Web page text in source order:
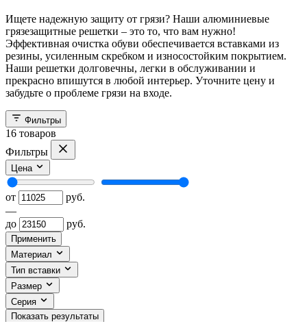
Ищете надежную защиту от грязи? Наши алюминиевые
грязезащитные решетки – это то, что вам нужно!
Эффективная очистка обуви обеспечивается вставками из
резины, усиленным скребком и износостойким покрытием.
Наши решетки долговечны, легки в обслуживании и
прекрасно впишутся в любой интерьер. Уточните цену и
забудьте о проблеме грязи на входе.
Фильтры
16 товаров
Фильтры
Цена
от
руб.
—
до
руб.
Применить
Материал
Тип вставки
Размер
Серия
Показать результаты